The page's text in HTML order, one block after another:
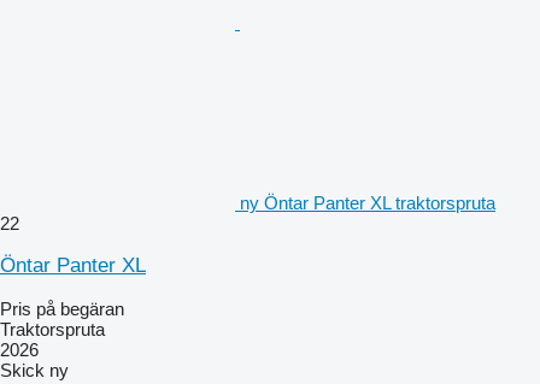
ny Öntar Panter XL traktorspruta
22
Öntar Panter XL
Pris på begäran
Traktorspruta
2026
Skick ny